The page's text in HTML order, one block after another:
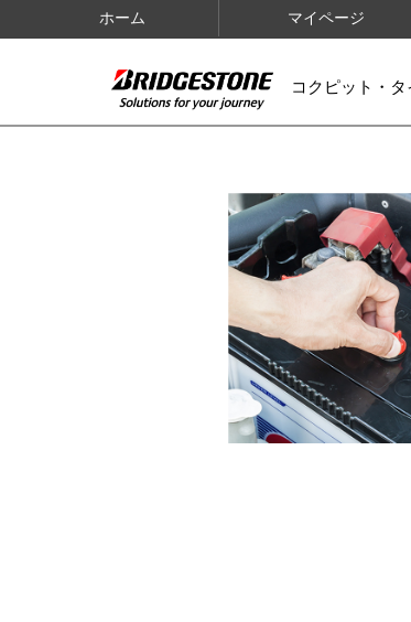
ホーム マイページ
コクピット・
IMAGES